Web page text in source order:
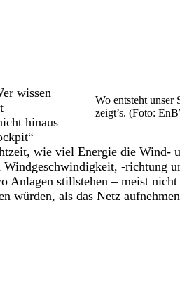
Wo entsteht
zeigt’s. (Foto:
wissen
hinaus
wie viel Energie die Wind-
-richtung
Anlagen stillstehen – meist nicht
würden, als das Netz